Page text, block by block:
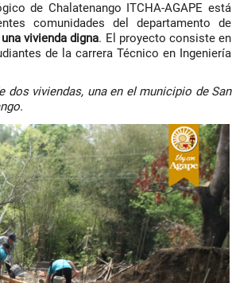
de Chalatenango ITCHA-AGAPE está
comunidades del departamento de
vivienda digna. El proyecto consiste en
de la carrera Técnico en Ingeniería
dos viviendas, una en el municipio de San